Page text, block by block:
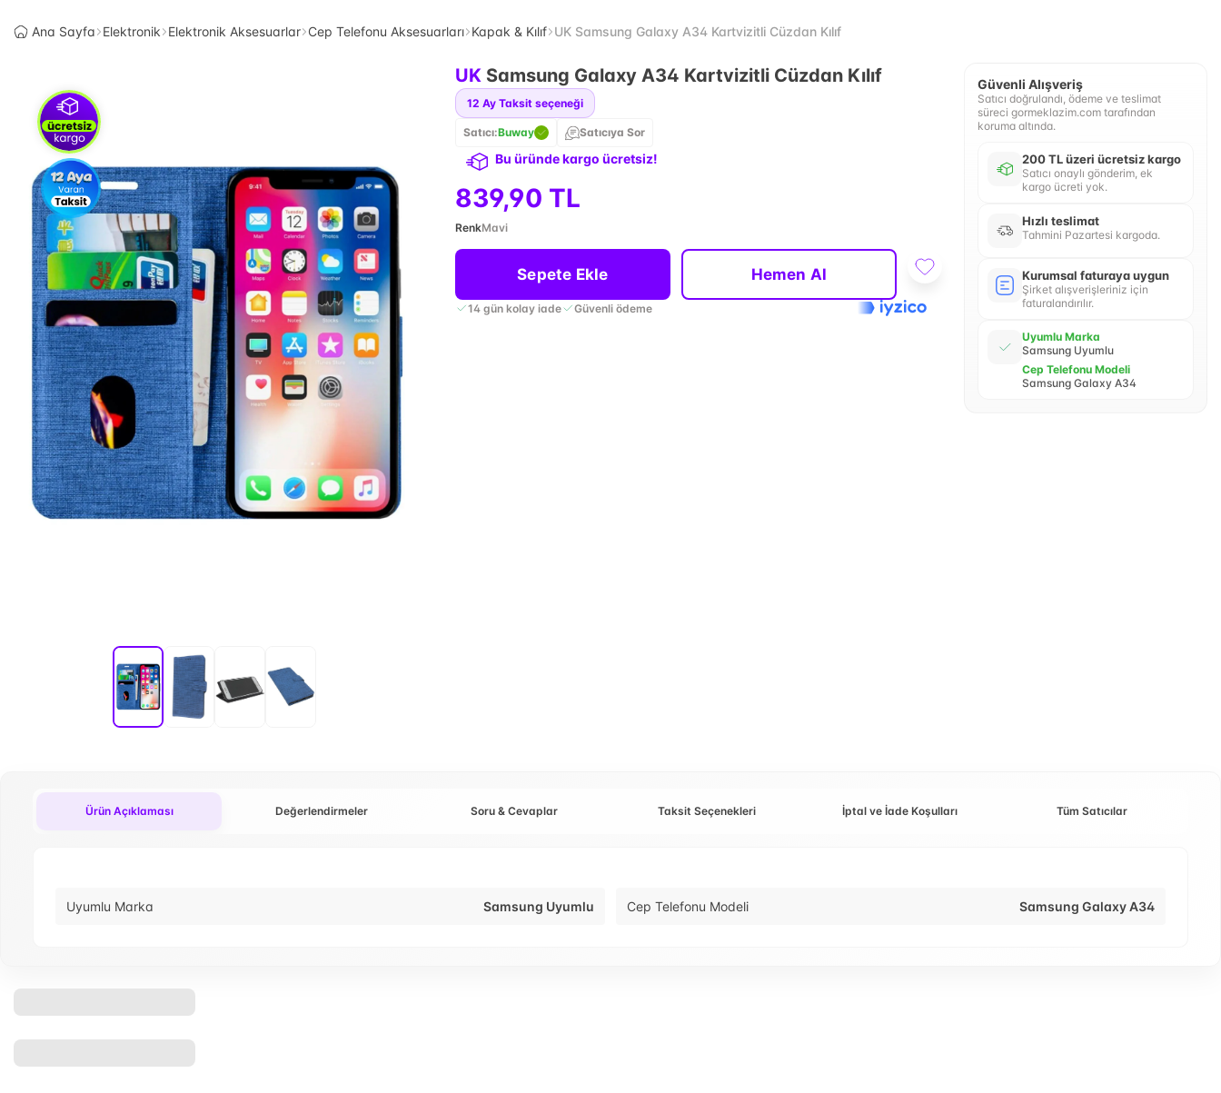
Ana Sayfa Elektronik Elektronik Aksesuarlar Cep Telefonu Aksesuarları Kapak & Kılıf UK Samsung Galaxy A34 Kartvizitli Cüzdan Kılıf
UK Samsung Galaxy A34 Kartvizitli Cüzdan Kılıf
12 Ay Taksit seçeneği
Satıcı:Buway Satıcıya Sor
Bu üründe kargo ücretsiz!
839,90 TL
RenkMavi
Sepete Ekle Hemen Al
14 gün kolay iade Güvenli ödeme
Güvenli Alışveriş
Satıcı doğrulandı, ödeme ve teslimat
süreci gormeklazim.com tarafından
koruma altında.
200 TL üzeri ücretsiz kargo
Satıcı onaylı gönderim, ek
kargo ücreti yok.
Hızlı teslimat
Tahmini Pazartesi kargoda.
Kurumsal faturaya uygun
Şirket alışverişleriniz için
faturalandırılır.
Uyumlu Marka
Samsung Uyumlu
Cep Telefonu Modeli
Samsung Galaxy A34
Ürün Açıklaması Değerlendirmeler Soru & Cevaplar Taksit Seçenekleri İptal ve İade Koşulları Tüm Satıcılar
Uyumlu Marka Samsung Uyumlu Cep Telefonu Modeli Samsung Galaxy A34